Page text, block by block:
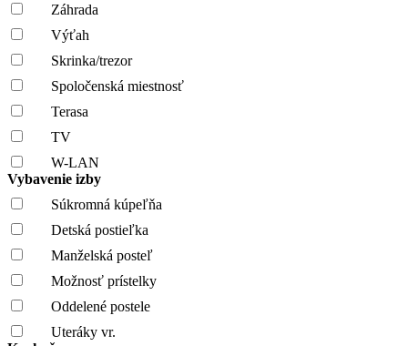
Záhrada
Výťah
Skrinka/trezor
Spoločenská miestnosť
Terasa
TV
W-LAN
Vybavenie izby
Súkromná kúpeľňa
Detská postieľka
Manželská posteľ
Možnosť prístelky
Oddelené postele
Uteráky vr.